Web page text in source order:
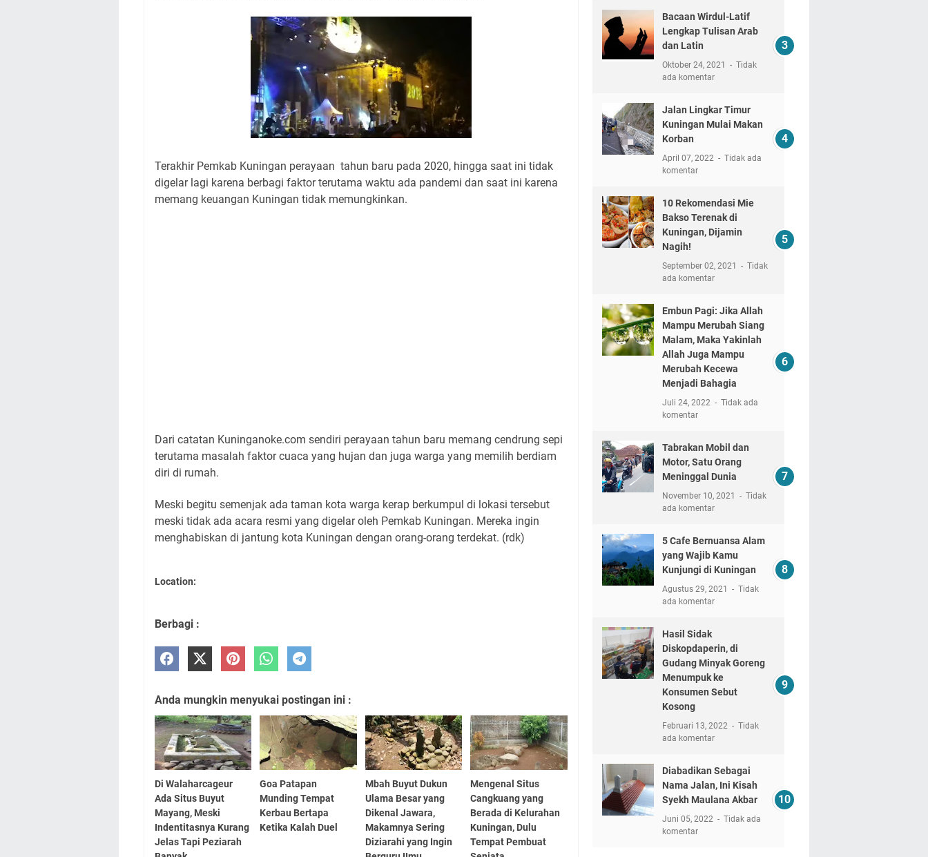
Terakhir Pemkab Kuningan perayaan tahun baru pada 2020, hingga saat ini tidak
digelar lagi karena berbagi faktor terutama waktu ada pandemi dan saat ini karena
memang keuangan Kuningan tidak memungkinkan.
Dari catatan Kuninganoke.com sendiri perayaan tahun baru memang cendrung sepi
terutama masalah faktor cuaca yang hujan dan juga warga yang memilih berdiam
diri di rumah.
Meski begitu semenjak ada taman kota warga kerap berkumpul di lokasi tersebut
meski tidak ada acara resmi yang digelar oleh Pemkab Kuningan. Mereka ingin
menghabiskan di jantung kota Kuningan dengan orang-orang terdekat. (rdk)
Location:
Berbagi :
Anda mungkin menyukai postingan ini :
Di Walaharcageur
Ada Situs Buyut
Mayang, Meski
Indentitasnya Kurang
Jelas Tapi Peziarah
Goa Patapan
Munding Tempat
Kerbau Bertapa
Ketika Kalah Duel
Mbah Buyut Dukun
Ulama Besar yang
Dikenal Jawara,
Makamnya Sering
Diziarahi yang Ingin
Mengenal Situs
Cangkuang yang
Berada di Kelurahan
Kuningan, Dulu
Tempat Pembuat
Bacaan Wirdul-Latif
Lengkap Tulisan Arab
dan Latin
Oktober 24, 2021
Tidak
ada komentar
Jalan Lingkar Timur
Kuningan Mulai Makan
Korban
April 07, 2022
Tidak ada
komentar
10 Rekomendasi Mie
Bakso Terenak di
Kuningan, Dijamin
Nagih!
September 02, 2021
Tidak
ada komentar
Embun Pagi: Jika Allah
Mampu Merubah Siang
Malam, Maka Yakinlah
Allah Juga Mampu
Merubah Kecewa
Menjadi Bahagia
Juli 24, 2022
Tidak ada
komentar
Tabrakan Mobil dan
Motor, Satu Orang
Meninggal Dunia
November 10, 2021
Tidak
ada komentar
5 Cafe Bernuansa Alam
yang Wajib Kamu
Kunjungi di Kuningan
Agustus 29, 2021
Tidak
ada komentar
Hasil Sidak
Diskopdaperin, di
Gudang Minyak Goreng
Menumpuk ke
Konsumen Sebut
Kosong
Februari 13, 2022
Tidak
ada komentar
Diabadikan Sebagai
Nama Jalan, Ini Kisah
Syekh Maulana Akbar
Juni 05, 2022
Tidak ada
komentar